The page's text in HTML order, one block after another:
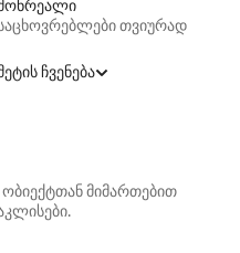
თვიურად
ჩვენება
მიმართებით